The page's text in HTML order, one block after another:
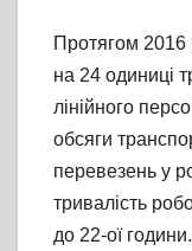
Протягом 2016
на 24 одиниці
лінійного
обсяги
перевезень у
тривалість
до 22-ої години.